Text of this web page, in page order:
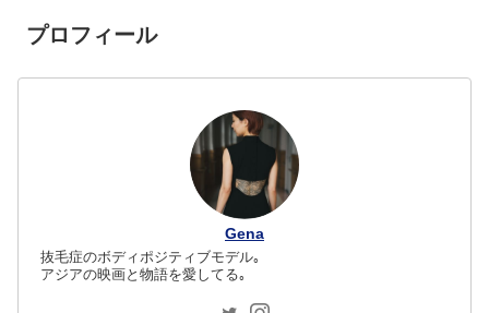
プロフィール
Gena
抜毛症のボディポジティブモデル｡
アジアの映画と物語を愛してる｡